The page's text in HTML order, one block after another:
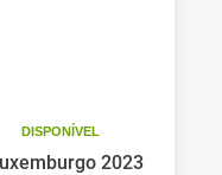
DISPONÍVEL
2023